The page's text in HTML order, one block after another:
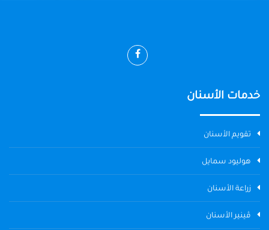
خدمات الأسنان
تقويم الأسنان
هوليود سمايل
زراعة الأسنان
ڤينير الأسنان